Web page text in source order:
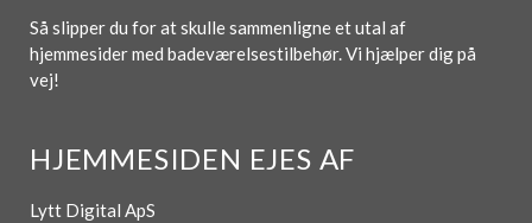
Så slipper du for at skulle sammenligne et utal af
hjemmesider med badeværelsestilbehør. Vi hjælper dig på
vej!
HJEMMESIDEN EJES AF
Lytt Digital ApS